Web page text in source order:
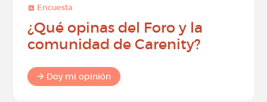
Encuesta
¿Qué opinas del Foro y la
comunidad de Carenity?
Doy mi opinión